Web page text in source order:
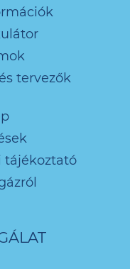
tervezők
tájékoztató